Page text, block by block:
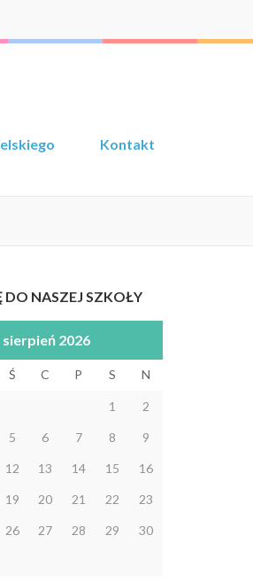
Kontakt
DO NASZEJ SZKOŁY
sierpień 2026
Ś C P S N
1 2
5 6 7 8 9
12 13 14 15 16
19 20 21 22 23
26 27 28 29 30